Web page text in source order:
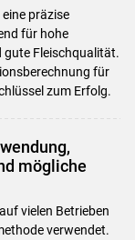
präzise
für hohe
gute Fleischqualität.
für
zum Erfolg.
mögliche
vielen Betrieben
verwendet.